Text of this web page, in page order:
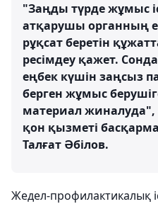
"Заңды түрде жұмыс
атқарушы органның
рұқсат беретін
ресімдеу қажет.
еңбек күшін заңсыз
берген жұмыс
материал жиналуда",
қон қызметі
Талғат Әбілов.
Жедел-профилактикалық